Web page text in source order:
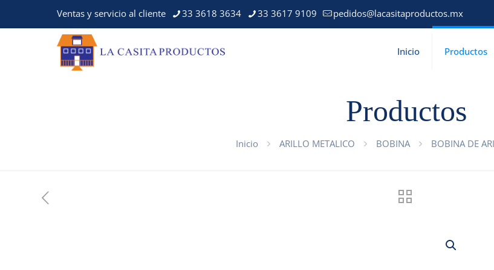
Ventas y servicio al cliente 33 3618 3634 33 3617 9109 pedidos@lacasitaproductos.mx
Inicio Productos
Productos
Inicio ARILLO METALICO BOBINA BOBINA DE